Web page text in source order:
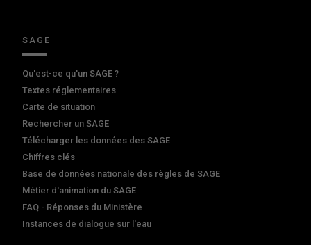
SAGE
Qu'est-ce qu'un SAGE ?
Textes réglementaires
Carte de situation
Rechercher un SAGE
Télécharger les données des SAGE
Chiffres clés
Base de données nationale des règles de SAGE
Métier d'animation du SAGE
FAQ - Réponses du Ministère
Instances de dialogue sur l'eau